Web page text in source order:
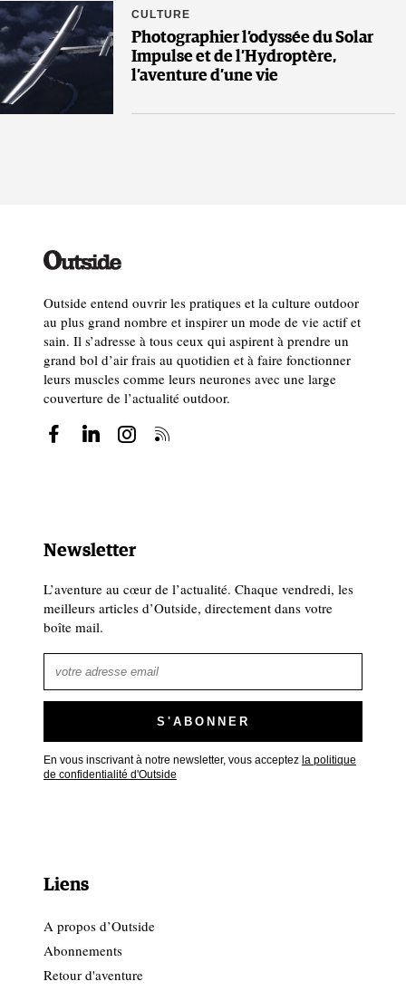
CULTURE
Photographier l’odyssée du Solar
Impulse et de l’Hydroptère,
l’aventure d’une vie
Outside entend ouvrir les pratiques et la culture outdoor
au plus grand nombre et inspirer un mode de vie actif et
sain. Il s’adresse à tous ceux qui aspirent à prendre un
grand bol d’air frais au quotidien et à faire fonctionner
leurs muscles comme leurs neurones avec une large
couverture de l’actualité outdoor.
Newsletter
L’aventure au cœur de l’actualité. Chaque vendredi, les
meilleurs articles d’Outside, directement dans votre
boîte mail.
En vous inscrivant à notre newsletter, vous acceptez la politique
de confidentialité d'Outside
Liens
A propos d’Outside
Abonnements
Retour d'aventure